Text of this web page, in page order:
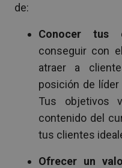
de:
Conocer tus
conseguir con
atraer a
posición de
Tus objetivos
contenido del
tus clientes
Ofrecer un